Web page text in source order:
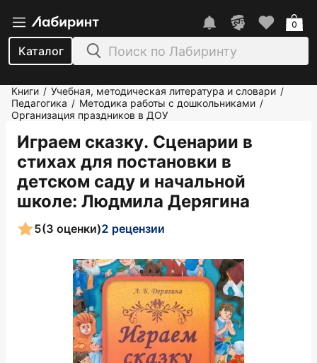
Каталог
0
Книги / Учебная, методическая литература и словари /
Педагогика / Методика работы с дошкольниками /
Организация праздников в ДОУ
Играем сказку. Сценарии в
стихах для постановки в
детском саду и начальной
школе: Людмила Дерягина
5(3 оценки)2 рецензии